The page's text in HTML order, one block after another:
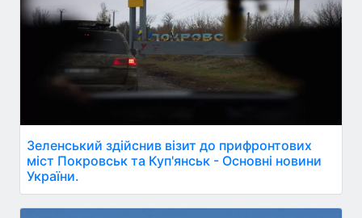
Зеленський здійснив візит до прифронтових
міст Покровськ та Куп'янськ - Основні новини
України.